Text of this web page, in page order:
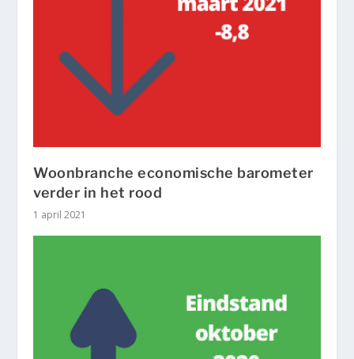
Woonbranche economische barometer
verder in het rood
1 april 2021